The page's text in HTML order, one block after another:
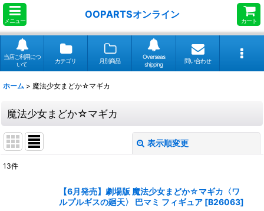
メニュー
OOPARTSオンライン
カート
当店ご利用につ
いて
カテゴリ 月別商品
Overseas
shipping
問い合わせ
ホーム > 魔法少女まどか☆マギカ
魔法少女まどか☆マギカ
表示順変更
13件
【6月発売】劇場版 魔法少女まどか☆マギカ〈ワ
ルプルギスの廻天〉 巴マミ フィギュア [B26063]